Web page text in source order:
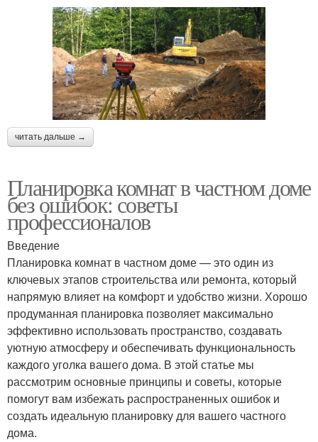
читать дальше →
Планировка комнат в частном доме
без ошибок: советы
профессионалов
Введение
Планировка комнат в частном доме — это один из
ключевых этапов строительства или ремонта, который
напрямую влияет на комфорт и удобство жизни. Хорошо
продуманная планировка позволяет максимально
эффективно использовать пространство, создавать
уютную атмосферу и обеспечивать функциональность
каждого уголка вашего дома. В этой статье мы
рассмотрим основные принципы и советы, которые
помогут вам избежать распространенных ошибок и
создать идеальную планировку для вашего частного
дома.